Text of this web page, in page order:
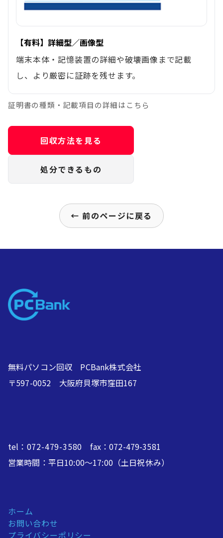
【有料】詳細型／画像型
端末本体・記憶装置の詳細や破壊画像まで記載
し、より厳密に証跡を残せます。
証明書の種類・記載項目の詳細はこちら
回収方法を見る
処分できるもの
← 前のページに戻る
無料パソコン回収 PCBank株式会社
〒597-0052 大阪府貝塚市窪田167
tel： 072-479-3580 fax：072-479-3581
営業時間：平日10:00～17:00（土日祝休み）
ホーム
お問い合わせ
プライバシーポリシー